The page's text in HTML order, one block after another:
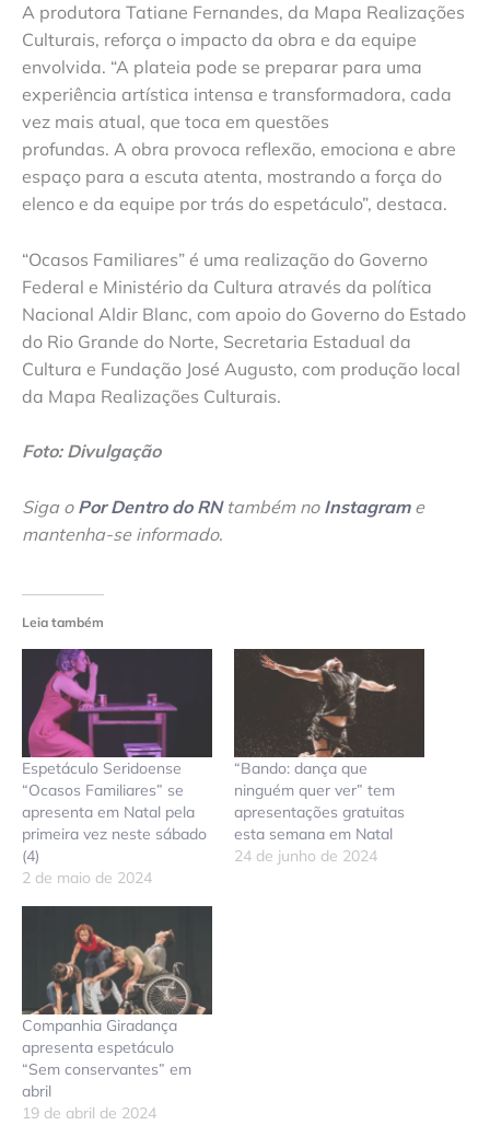
A produtora Tatiane Fernandes, da Mapa Realizações
Culturais, reforça o impacto da obra e da equipe
envolvida. “A plateia pode se preparar para uma
experiência artística intensa e transformadora, cada
vez mais atual, que toca em questões
profundas. A obra provoca reflexão, emociona e abre
espaço para a escuta atenta, mostrando a força do
elenco e da equipe por trás do espetáculo”, destaca.
“Ocasos Familiares” é uma realização do Governo
Federal e Ministério da Cultura através da política
Nacional Aldir Blanc, com apoio do Governo do Estado
do Rio Grande do Norte, Secretaria Estadual da
Cultura e Fundação José Augusto, com produção local
da Mapa Realizações Culturais.
Foto: Divulgação
Siga o Por Dentro do RNtambém no Instagrame
mantenha-se informado.
Leia também
Espetáculo Seridoense
“Ocasos Familiares” se
apresenta em Natal pela
primeira vez neste sábado
(4)
2 de maio de 2024
“Bando: dança que
ninguém quer ver” tem
apresentações gratuitas
esta semana em Natal
24 de junho de 2024
Companhia Giradança
apresenta espetáculo
“Sem conservantes” em
abril
19 de abril de 2024